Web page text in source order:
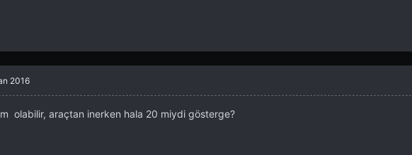
2016
olabilir, araçtan inerken hala 20 miydi gösterge?